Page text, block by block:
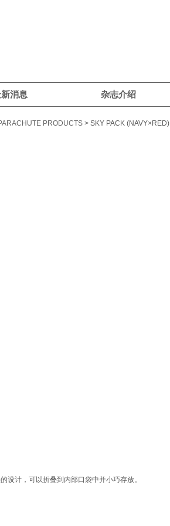
消息 杂志介绍
PRODUCTS > SKY PACK (NAVY×RED)
设计，可以折叠到内部口袋中并小巧存放。